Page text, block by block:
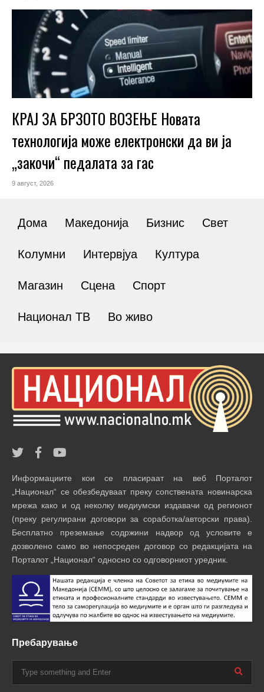
КРАЈ ЗА БРЗОТО ВОЗЕЊЕ Новата
технологија може електронски да ви ја
„закочи“ педалата за гас
9 август, 2026
Дома Македонија Бизнис Свет
Колумни Интервјуа Култура
Магазин Сцена Спорт
Национал ТВ Во живо
Информациите кои се пласираат на веб Порталот
„Национал“ се обезбедуваат преку сопствената новинарска
мрежа како и од неколку медиумски издавачи од регионот
(преку регулирани договори за соработка/авторски права).
Бесплатно преземање содржини надвор од условите е
дозволено само во непосреден договор со редакцијата на
Порталот „Национал“ односно со одговорниот уредник.
Пребарување